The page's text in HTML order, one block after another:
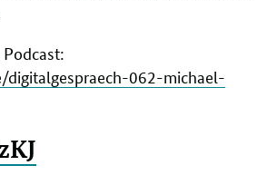
digitalgespraech-062-michael-